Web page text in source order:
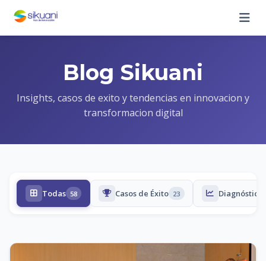
Blog Sikuani
Insights, casos de exito y tendencias en innovacion y
transformacion digital
Todas 58 Casos de Éxito 23 Diagnóstico